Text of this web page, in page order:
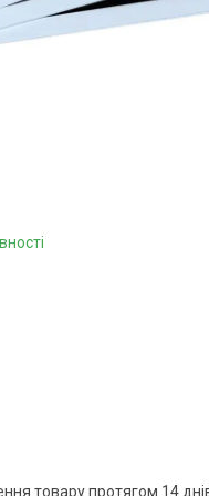
товару протягом 14